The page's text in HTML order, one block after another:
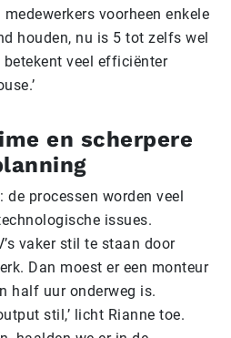
voorheen enkele
houden, nu is 5 tot zelfs wel
veel efficiënter
en scherpere
de processen worden veel
issues.
vaker stil te staan door
Dan moest er een monteur
half uur onderweg is.
stil,’ licht Rianne toe.